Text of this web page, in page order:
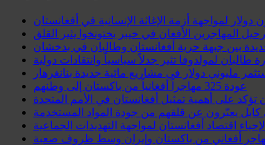
المهاجرين الأفغان في خيبر بختونخوا يثير القلق
بين جبهة حرية أفغانستان وطالبان في بدخشان
طالبان لمولدوفا تثير جدلاً سياسياً وانتقادات دولية
مليوني دولار في مشاريع مائية جديدة بنانغرهار
عودة 325 مهاجراً أفغانياً من باكستان إلى وطنهم
تؤكد على أهمية تمثيل أفغانستان في الأمم المتحدة
كابل يعبّرون عن قلقهم من جودة المواد المستخدمة
اقتصاد أفغانستان لمواجهة التهديدات الجماعية